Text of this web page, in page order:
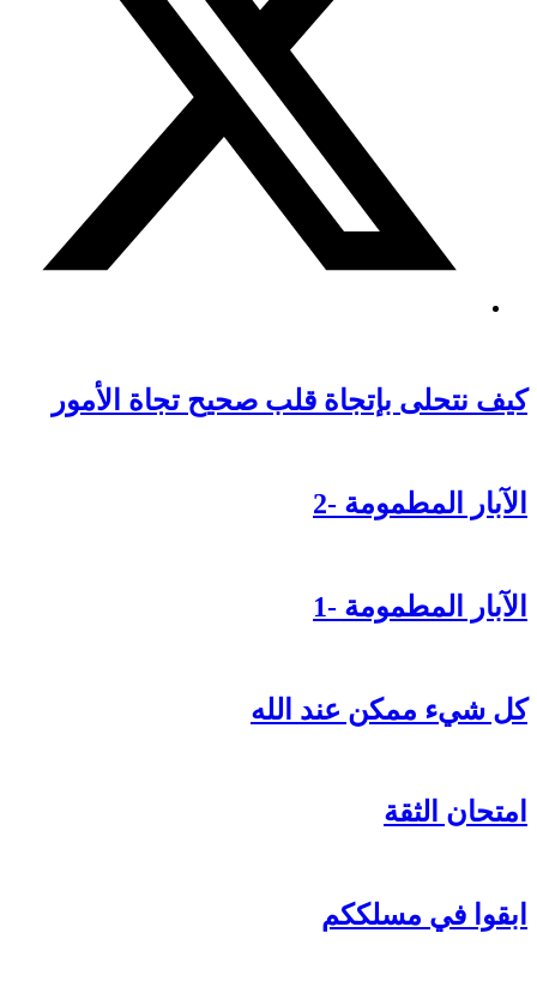
كيف نتحلى بإتجاة قلب صحيح تجاة الأمور
الآبار المطمومة -2
الآبار المطمومة -1
كل شيء ممكن عند الله
امتحان الثقة
ابقوا في مسلككم